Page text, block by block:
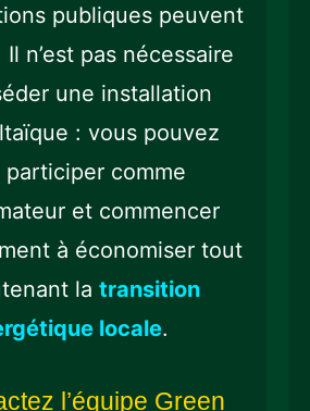
publiques peuvent
n’est pas nécessaire
une installation
: vous pouvez
participer comme
et commencer
à économiser tout
la transition
locale.
l’équipe Green